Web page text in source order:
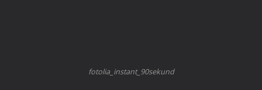
fotolia_instant_90sekund